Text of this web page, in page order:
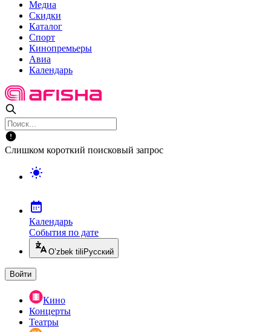
Медиа
Скидки
Каталог
Спорт
Кинопремьеры
Авиа
Календарь
Слишком короткий поисковый запрос
Календарь
События по дате
O’zbek tili Русский
Войти
Кино
Концерты
Театры